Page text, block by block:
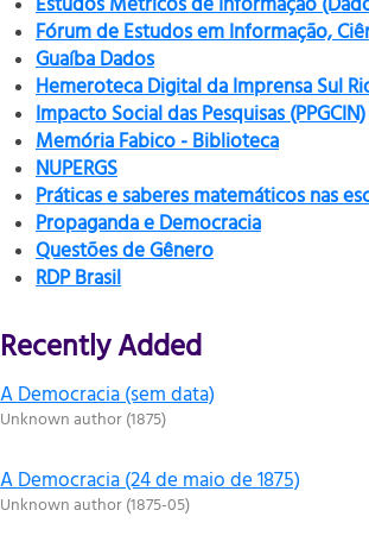
Fórum de Estudos em Informação,
Guaíba Dados
Hemeroteca Digital da Imprensa Sul
Impacto Social das Pesquisas (PPGCIN)
Memória Fabico - Biblioteca
NUPERGS
Práticas e saberes matemáticos nas
Propaganda e Democracia
Questões de Gênero
RDP Brasil
Recently Added
A Democracia (sem data)
Unknown author(1875)
A Democracia (24 de maio de 1875)
Unknown author(1875-05)